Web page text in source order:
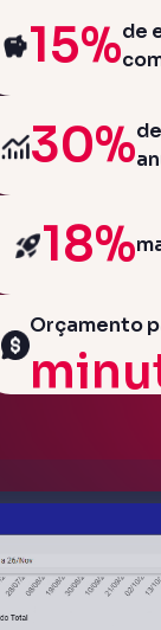
no prazo e
e inteligente para
15%de
30%
18%
Orçamento